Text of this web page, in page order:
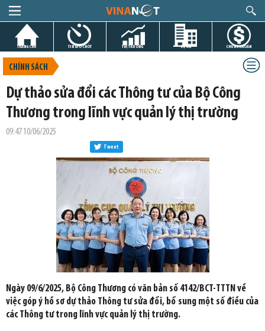
TRANG CHỦ TIN GIỜ CHÓT THỊ TRƯỜNG DỰ ÁN CHỨNG KHOÁN
CHÍNH SÁCH
Dự thảo sửa đổi các Thông tư của Bộ Công
Thương trong lĩnh vực quản lý thị trường
09:47 10/06/2025
Tweet
Ngày 09/6/2025, Bộ Công Thương có văn bản số 4142/BCT-TTTN về
việc góp ý hồ sơ dự thảo Thông tư sửa đổi, bổ sung một số điều của
các Thông tư trong lĩnh vực quản lý thị trường.